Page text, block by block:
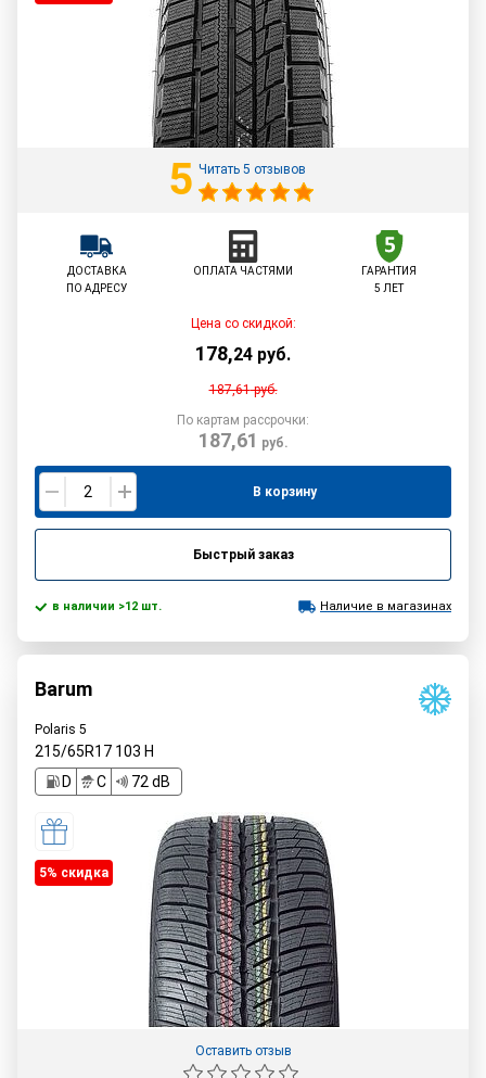
5 Читать 5 отзывов
ДОСТАВКА
ПО АДРЕСУ
ОПЛАТА ЧАСТЯМИ
ГАРАНТИЯ
5 ЛЕТ
Цена со скидкой:
178,24 руб.
187,61руб.
По картам рассрочки:
187,61 руб.
В корзину
Быстрый заказ
в наличии >12 шт. Наличие в магазинах
Barum
Polaris 5
215/65R17 103 H
D
C 72 dB
5% cкидка
Оставить отзыв